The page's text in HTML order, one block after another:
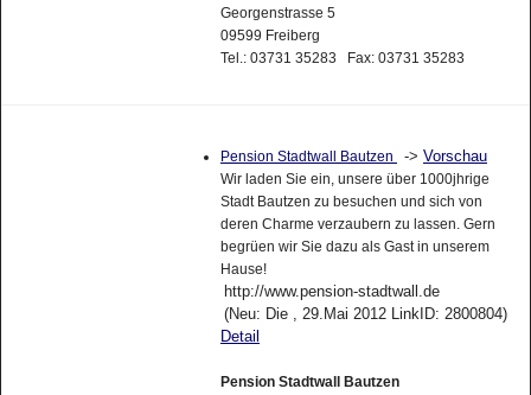
Georgenstrasse 5
09599 Freiberg
Tel.: 03731 35283 Fax: 03731 35283
Pension Stadtwall Bautzen -> Vorschau
Wir laden Sie ein, unsere über 1000jhrige
Stadt Bautzen zu besuchen und sich von
deren Charme verzaubern zu lassen. Gern
begrüen wir Sie dazu als Gast in unserem
Hause!
http://www.pension-stadtwall.de
(Neu: Die , 29.Mai 2012 LinkID: 2800804)
Detail
Pension Stadtwall Bautzen